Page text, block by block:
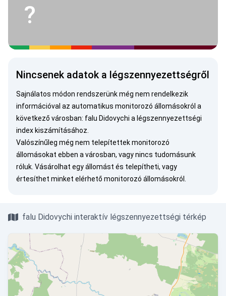
?
Nincsenek adatok a légszennyezettségről
Sajnálatos módon rendszerünk még nem rendelkezik
információval az automatikus monitorozó állomásokról a
következő városban: falu Didovychi a légszennyezettségi
index kiszámításához.
Valószínűleg még nem telepítettek monitorozó
állomásokat ebben a városban, vagy nincs tudomásunk
róluk. Vásárolhat egy állomást és telepítheti, vagy
értesíthet minket elérhető monitorozó állomásokról.
falu Didovychi interaktív légszennyezettségi térkép